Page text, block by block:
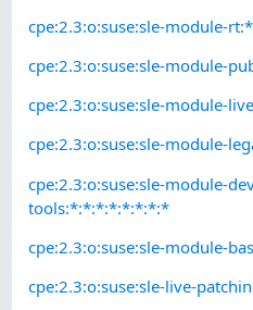
cpe:2.3:o:suse:sle-module-
cpe:2.3:o:suse:sle-module-
cpe:2.3:o:suse:sle-module-
cpe:2.3:o:suse:sle-module-
cpe:2.3:o:suse:sle-module-
tools:*:*:*:*:*:*:*:*
cpe:2.3:o:suse:sle-module-
cpe:2.3:o:suse:sle-live-